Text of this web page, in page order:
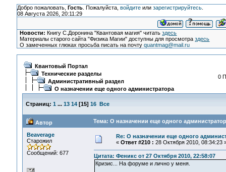
Добро пожаловать, Гость. Пожалуйста, войдитеили зарегистрируйтесь.
08 Августа 2026, 20:11:29
Новости: Книгу С.Доронина "Квантовая магия" читатьздесь
Материалы старого сайта "Физика Магии" доступны для просмотраздесь
О замеченных глюках просьба писать на почтуquantmag@mail.ru
Квантовый Портал
Технические разделы
Административный раздел
О назначении еще одного администратора
0
Страниц: 1 ... 13 14[15] 16 Все
Автор Тема: О назначении еще одного
Beaverage
Старожил
Сообщений: 677
Re: О назначении еще одного
« Ответ #210 : 28 Октября 2010, 08:34:23
Цитата: Феникс от 27 Октября 2010, 22:58:07
Кризис... На форуме и лично у меня.